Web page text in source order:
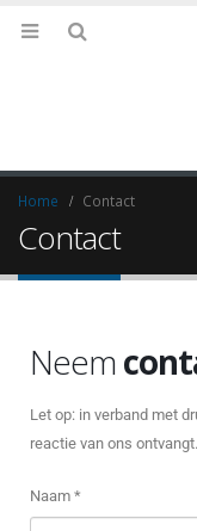
Home Contact
Contact
Neem
Let op: in verband met
reactie van ons ontvangt.
Naam *